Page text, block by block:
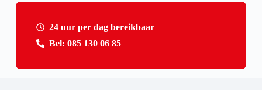
24 uur per dag bereikbaar
Bel: 085 130 06 85